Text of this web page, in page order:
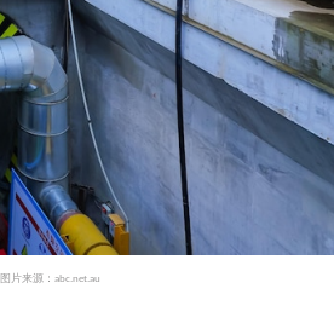
图片来源：abc.net.au